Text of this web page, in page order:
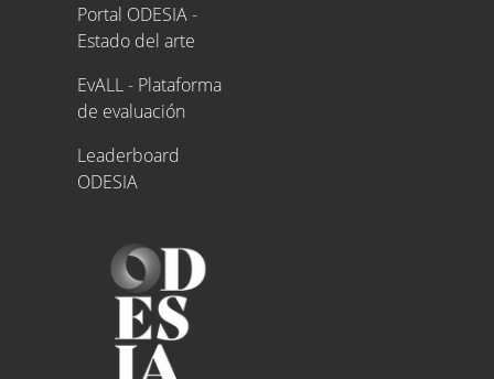
Portal ODESIA -
Estado del arte
EvALL - Plataforma
de evaluación
Leaderboard
ODESIA